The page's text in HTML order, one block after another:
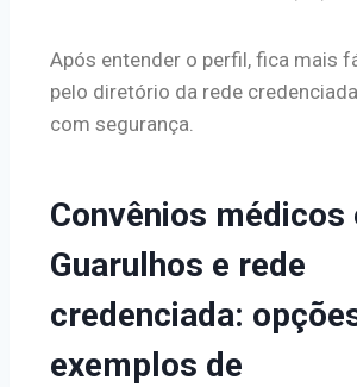
Após entender o perfil, fica mais
pelo diretório da rede
com segurança.
Convênios médicos
Guarulhos e rede
credenciada:
exemplos de